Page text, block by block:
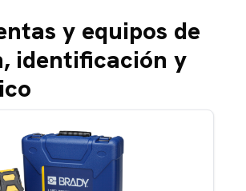
y equipos de
identificación y